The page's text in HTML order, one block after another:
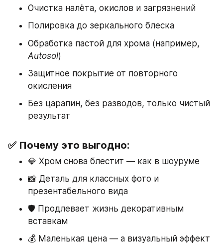
Очистка налёта, окислов и загрязнений
Полировка до зеркального блеска
Autosol)
Защитное покрытие от повторного
окисления
Без царапин, без разводов, только чистый
результат
✅ Почему это выгодно:
💎 Хром снова блестит — как в шоуруме
📸 Деталь для классных фото и
презентабельного вида
🛡 Продлевает жизнь декоративным
вставкам
💰 Маленькая цена — а визуальный эффект